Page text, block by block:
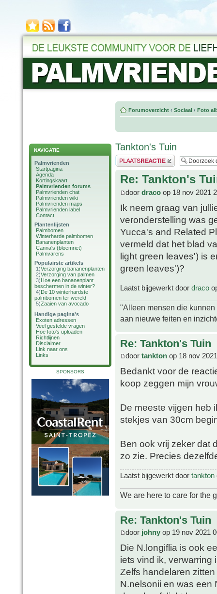
NAVIGATIE
Palmvrienden
Startpagina
Agenda
Kortingskaart
Palmvrienden forums
Palmvrienden chat
Palmvrienden wiki
Palmvrienden maps
Palmvrienden label
Contact
Plantenlijsten
Palmbomen
Winterharde palmbomen
Bananenplanten
Canna's (bloemriet)
Palmvarens
Populairste artikels
1)Verzorging bananenplanten
2)Verzorging van palmen
3)Hoe een bananenplant
beschermen in de winter?
4)De 10 winterhardste
palmbomen ter wereld
5)Zaaien van avocado
Handige pagina's
Exoten adressen
Veel gestelde vragen
Hoe foto's uploaden
Richtlijnen
Disclaimer
Link naar ons
Links
SPONSORS
Forumoverzicht ‹ Sociaal ‹ Foto
Tankton's Tuin
Plaats een reactie
Re: Tankton's
door draco op 18 nov 2021
Ik neem graag van
veronderstelling was
Yucca's and Related
vermeld dat het blad
light green leaves') is
green leaves')?
Laatst bijgewerkt door draco
"Alleen mensen die
aan nieuwe feiten en
Re: Tankton's Tuin
door tankton op 18 nov
Bedankt voor de
koop zeggen mijn
De meeste vijgen heb
stekjes van 30cm
Ben ook vrij zeker dat
zo zie. Precies
Laatst bijgewerkt door tankton
We are here to care for the
Re: Tankton's Tuin
door johny op 19 nov 2021
Die N.longiflia is ook
iets vind ik, verwarring
Zelfs handelaren
N.nelsonii en was een